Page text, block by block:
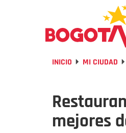
INICIO MI CIUDAD
mejores